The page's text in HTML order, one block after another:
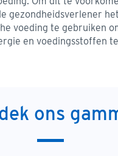
gezondheidsverlener
voeding te gebruiken
en voedingsstoffen
ons